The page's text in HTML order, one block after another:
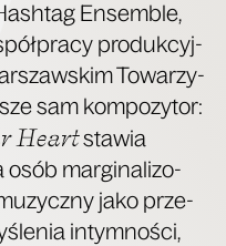
Ensem­ble,
pro­duk­cyj­
Towa­rzy­
sam kom­po­zy­tor:
Heartsta­wia
osób mar­gi­na­li­zo­
jako prze­
intym­no­ści,